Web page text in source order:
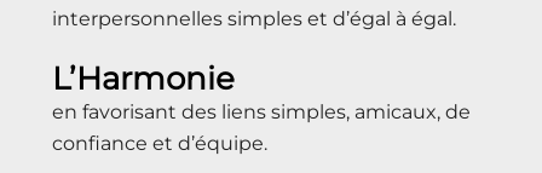
interpersonnelles simples et d’égal à égal.
L’Harmonie
en favorisant des liens simples, amicaux, de
confiance et d’équipe.